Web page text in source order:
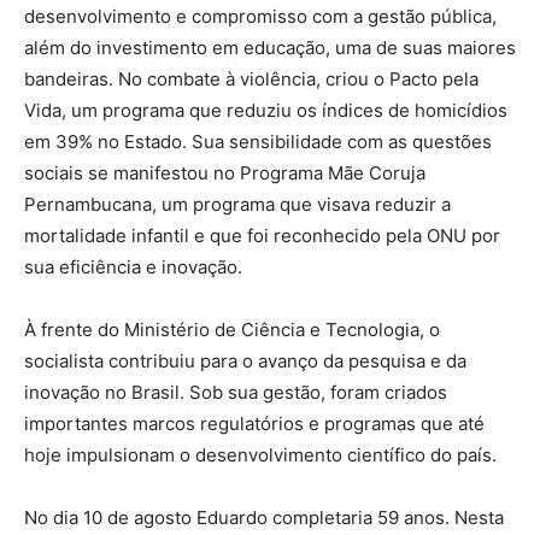
desenvolvimento e compromisso com a gestão pública,
além do investimento em educação, uma de suas maiores
bandeiras. No combate à violência, criou o Pacto pela
Vida, um programa que reduziu os índices de homicídios
em 39% no Estado. Sua sensibilidade com as questões
sociais se manifestou no Programa Mãe Coruja
Pernambucana, um programa que visava reduzir a
mortalidade infantil e que foi reconhecido pela ONU por
sua eficiência e inovação.
À frente do Ministério de Ciência e Tecnologia, o
socialista contribuiu para o avanço da pesquisa e da
inovação no Brasil. Sob sua gestão, foram criados
importantes marcos regulatórios e programas que até
hoje impulsionam o desenvolvimento científico do país.
No dia 10 de agosto Eduardo completaria 59 anos. Nesta